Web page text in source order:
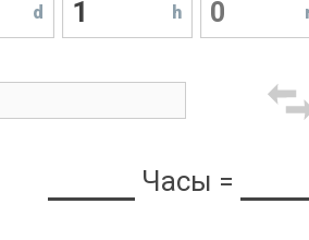
d h
Часы =